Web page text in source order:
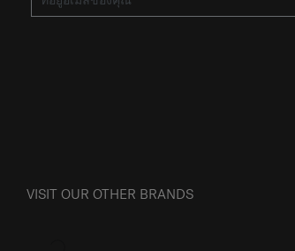
VISIT OUR OTHER BRANDS